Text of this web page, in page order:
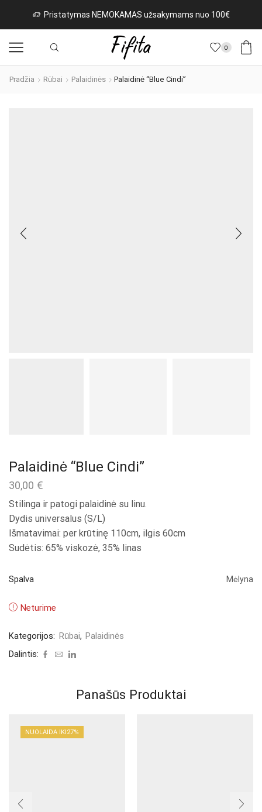
Pristatymas NEMOKAMAS užsakymams nuo 100€
0
Pradžia Rūbai Palaidinės Palaidinė “Blue Cindi”
Palaidinė “Blue Cindi”
30,00 €
Stilinga ir patogi palaidinė su linu.
Dydis universalus (S/L)
Išmatavimai: per krūtinę 110cm, ilgis 60cm
Sudėtis: 65% viskozė, 35% linas
Spalva Mėlyna
Neturime
Kategorijos: Rūbai, Palaidinės
Dalintis:
Panašūs Produktai
NUOLAIDA IKI 27%